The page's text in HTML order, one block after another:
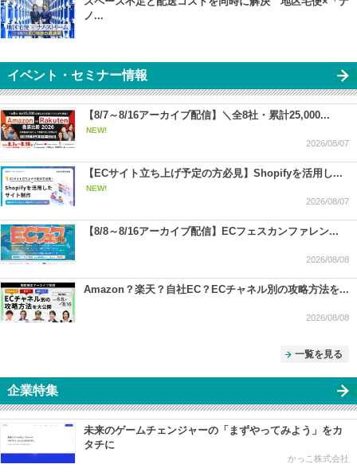
ノ...
イベント・セミナー情報
【8/7～8/16アーカイブ配信】＼全8社・累計25,000...
NEW!
2026/08/07
【ECサイト立ち上げ予定の方必見】Shopifyを活用し...
NEW!
2026/08/07
【8/8～8/16アーカイブ配信】ECフェスカンファレン...
2026/08/08
Amazon？楽天？自社EC？ECチャネル別の攻略方法を...
2026/08/08
一覧を見る
企業特集
未来のゲームチェンジャーの「まずやってみよう」をカ
タチに
かっこ株式会社